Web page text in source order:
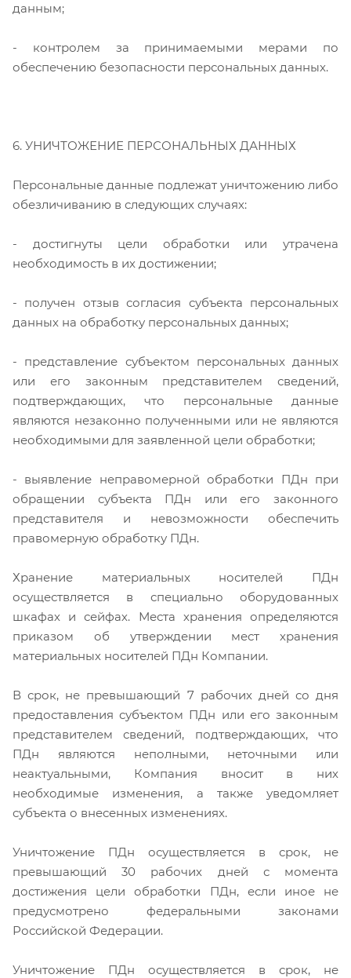
данным;
- контролем за принимаемыми мерами по
обеспечению безопасности персональных данных.
6. УНИЧТОЖЕНИЕ ПЕРСОНАЛЬНЫХ ДАННЫХ
Персональные данные подлежат уничтожению либо
обезличиванию в следующих случаях:
- достигнуты цели обработки или утрачена
необходимость в их достижении;
- получен отзыв согласия субъекта персональных
данных на обработку персональных данных;
- представление субъектом персональных данных
или его законным представителем сведений,
подтверждающих, что персональные данные
являются незаконно полученными или не являются
необходимыми для заявленной цели обработки;
- выявление неправомерной обработки ПДн при
обращении субъекта ПДн или его законного
представителя и невозможности обеспечить
правомерную обработку ПДн.
Хранение материальных носителей ПДн
осуществляется в специально оборудованных
шкафах и сейфах. Места хранения определяются
приказом об утверждении мест хранения
материальных носителей ПДн Компании.
В срок, не превышающий 7 рабочих дней со дня
предоставления субъектом ПДн или его законным
представителем сведений, подтверждающих, что
ПДн являются неполными, неточными или
неактуальными, Компания вносит в них
необходимые изменения, а также уведомляет
субъекта о внесенных изменениях.
Уничтожение ПДн осуществляется в срок, не
превышающий 30 рабочих дней с момента
достижения цели обработки ПДн, если иное не
предусмотрено федеральными законами
Российской Федерации.
Уничтожение ПДн осуществляется в срок, не